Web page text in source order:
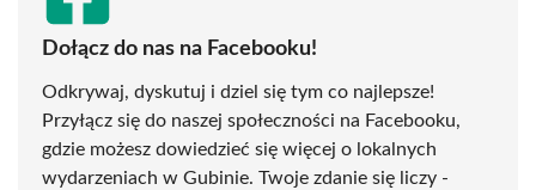
Dołącz do nas na Facebooku!
Odkrywaj, dyskutuj i dziel się tym co najlepsze!
Przyłącz się do naszej społeczności na Facebooku,
gdzie możesz dowiedzieć się więcej o lokalnych
wydarzeniach w Gubinie. Twoje zdanie się liczy -